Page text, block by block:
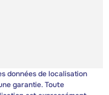
données de localisation
garantie. Toute